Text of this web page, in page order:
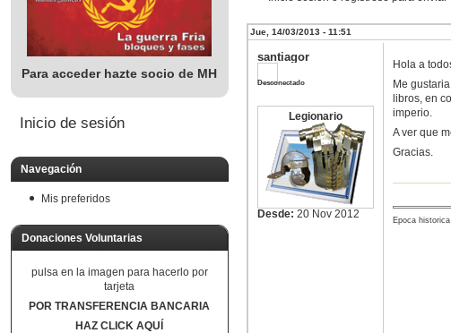
Para acceder hazte socio de MH
Inicio de sesión
Navegación
Mis preferidos
Donaciones Voluntarias
pulsa en la imagen para hacerlo por
tarjeta
POR TRANSFERENCIA BANCARIA
HAZ CLICK AQUÍ
Jue, 14/03/2013 - 11:51
santiagor
Desconectado
Legionario
Desde: 20 Nov 2012
Hola a
Me
libros, en
imperio.
A ver que
Gracias.
Epoca